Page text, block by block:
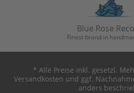
Blue Rose
Finest brand in
* Alle Preise inkl. gesetzl.
Versandkosten und ggf.
anders